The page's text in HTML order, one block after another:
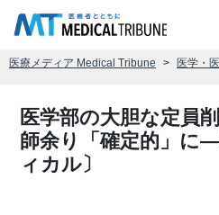
医療メディア Medical Tribune 医学・
医学部の大胆な定員
師余り「確定的」に
ィカル〕